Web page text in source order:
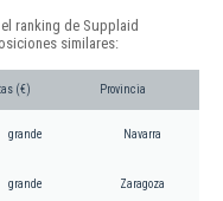
ranking de Supplaid
similares:
(€) Provincia
grande Navarra
grande Zaragoza